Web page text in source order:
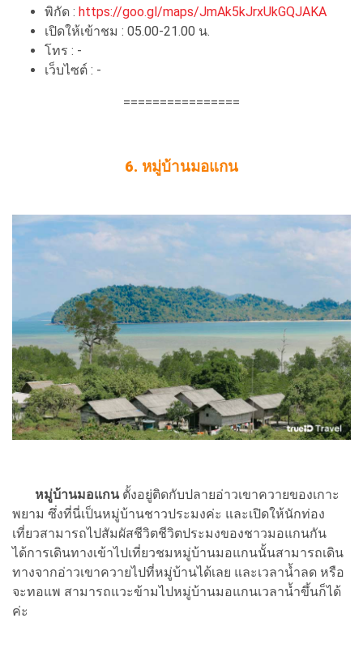
พิกัด : https://goo.gl/maps/JmAk5kJrxUkGQJAKA
เปิดให้เข้าชม : 05.00-21.00 น.
โทร : -
เว็บไซต์ : -
================
6. หมู่บ้านมอแกน
หมู่บ้านมอแกนตั้งอยู่ติดกับปลายอ่าวเขาควายของเกาะ
พยาม ซึ่งที่นี่เป็นหมู่บ้านชาวประมงค่ะ และเปิดให้นักท่อง
เที่ยวสามารถไปสัมผัสชีวิตชีวิตประมงของชาวมอแกนกัน
ได้การเดินทางเข้าไปเที่ยวชมหมู่บ้านมอแกนนั้นสามารถเดิน
ทางจากอ่าวเขาควายไปที่หมู่บ้านได้เลย และเวลาน้ำลด หรือ
จะทอแพ สามารถแวะข้ามไปหมู่บ้านมอแกนเวลาน้ำขึ้นก็ได้
ค่ะ